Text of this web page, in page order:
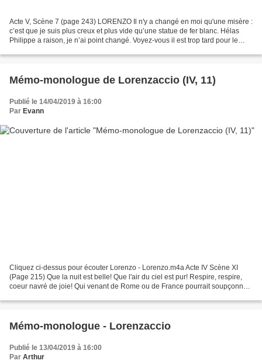
Acte V, Scène 7 (page 243) LORENZO Il n'y a changé en moi qu'une misère :
c’est que je suis plus creux et plus vide qu’une statue de fer blanc. Hélas
Philippe a raison, je n’ai point changé. Voyez-vous il est trop tard pour le
Mémo-monologue de Lorenzaccio (IV, 11)
Publié le 14/04/2019 à 16:00
Par Evann
Cliquez ci-dessus pour écouter Lorenzo - Lorenzo.m4a Acte IV Scène XI
(Page 215) Que la nuit est belle! Que l'air du ciel est pur! Respire, respire,
coeur navré de joie! Qui venant de Rome ou de France pourrait soupçonner
Mémo-monologue - Lorenzaccio
Publié le 13/04/2019 à 16:00
Par Arthur